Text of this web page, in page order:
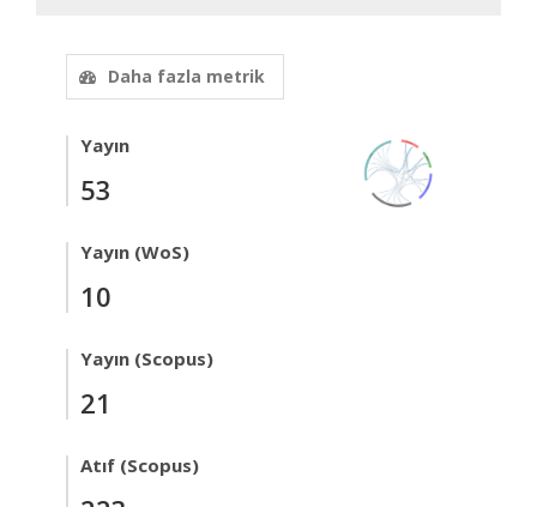
Daha fazla metrik
Yayın
53
Yayın (WoS)
10
Yayın (Scopus)
21
Atıf (Scopus)